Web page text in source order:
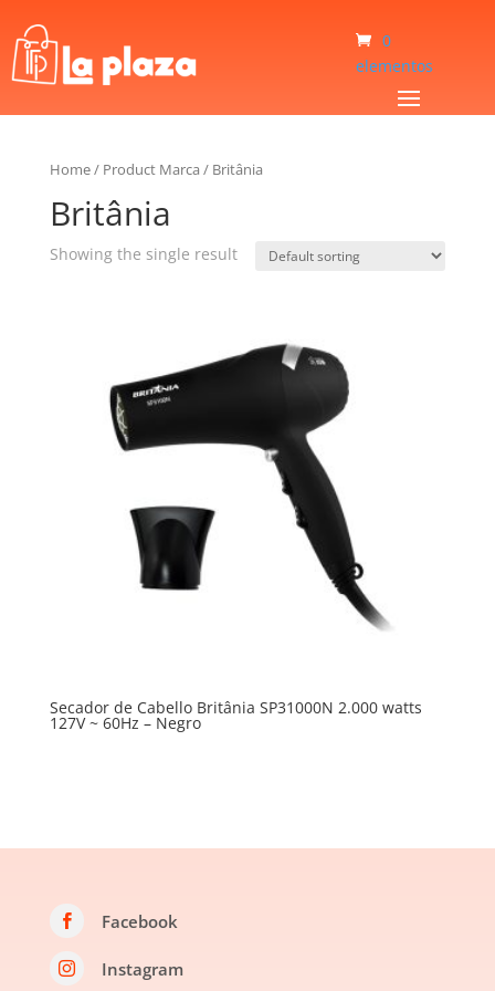
0
elementos
Home/ Product Marca / Britânia
Britânia
Showing the single result
Secador de Cabello Britânia SP31000N 2.000 watts
127V ~ 60Hz – Negro
 Facebook
 Instagram